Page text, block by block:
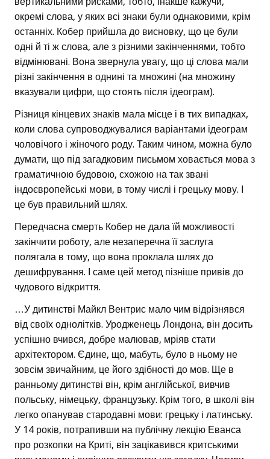
окремі слова, у яких всі знаки були однаковими, крім
останніх. Кобер прийшла до висновку, що це були
одні й ті ж слова, але з різними закінченнями, тобто
відмінювані. Вона звернула увагу, що ці слова мали
різні закінчення в однині та множині (на множину
вказували цифри, що стоять після ідеограм).
Різниця кінцевих знаків мала місце і в тих випадках,
коли слова супроводжувалися варіантами ідеограм
чоловічого і жіночого роду. Таким чином, можна було
думати, що під загадковим письмом ховається мова з
граматичною будовою, схожою на так звані
індоєвропейські мови, в тому числі і грецьку мову. І
це був правильний шлях.
Передчасна смерть Кобер не дала їй можливості
закінчити роботу, але незаперечна її заслуга
полягала в тому, що вона проклала шлях до
дешифрування. І саме цей метод пізніше привів до
чудового відкриття.
…У дитинстві Майкл Вентрис мало чим відрізнявся
від своїх однолітків. Уродженець Лондона, він досить
успішно вчився, добре малював, мріяв стати
архітектором. Єдине, що, мабуть, було в ньому не
зовсім звичайним, це його здібності до мов. Ще в
ранньому дитинстві він, крім англійської, вивчив
польську, німецьку, французьку. Крім того, в школі він
легко опанував стародавні мови: грецьку і латинську.
У 14 років, потрапивши на публічну лекцію Еванса
про розкопки на Криті, він зацікавився критськими